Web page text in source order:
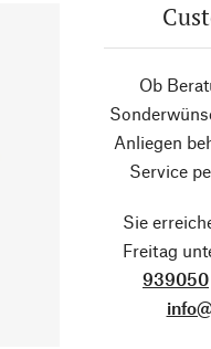
Ob
Anliegen
Service
Sie
Freitag
939050